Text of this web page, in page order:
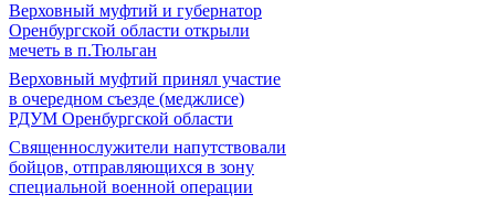
Верховный муфтий и губернатор
Оренбургской области открыли
мечеть в п.Тюльган
Верховный муфтий принял участие
в очередном съезде (меджлисе)
РДУМ Оренбургской области
Священнослужители напутствовали
бойцов, отправляющихся в зону
специальной военной операции